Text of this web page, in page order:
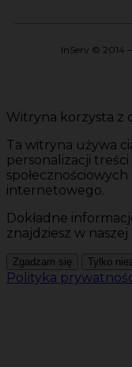
InServ © 2014
Witryna korzysta z
Ta witryna używa
personalizacji
internetowego.
Dokładne
znajdziesz w
Zgadzam się Tylko
Polityka